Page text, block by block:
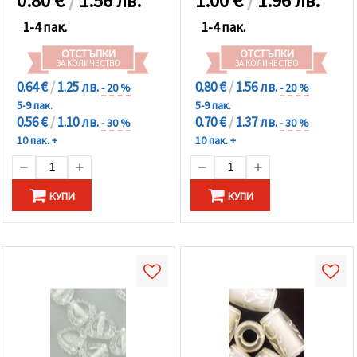
1-4 пак.
ОТСТЪПКИ
ЗА КОЛИЧЕСТВО
0.64 €/1.25 лв.- 20 %
5-9 пак.
0.56 €/1.10 лв.- 30 %
10 пак. +
КУПИ
1-4 пак.
ОТСТЪПКИ
ЗА КОЛИЧЕСТВО
0.80 €/1.56 лв.- 20 %
5-9 пак.
0.70 €/1.37 лв.- 30 %
10 пак. +
КУПИ